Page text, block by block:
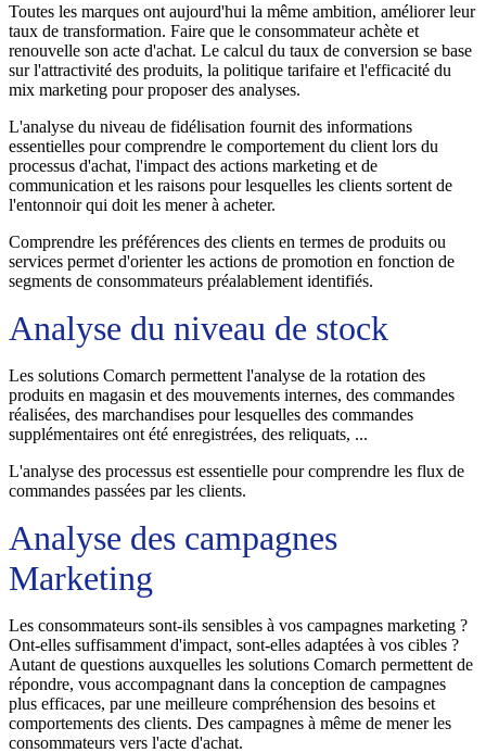
Toutes les marques ont aujourd'hui la même ambition, améliorer leur
taux de transformation. Faire que le consommateur achète et
renouvelle son acte d'achat. Le calcul du taux de conversion se base
sur l'attractivité des produits, la politique tarifaire et l'efficacité du
mix marketing pour proposer des analyses.
L'analyse du niveau de fidélisation fournit des informations
essentielles pour comprendre le comportement du client lors du
processus d'achat, l'impact des actions marketing et de
communication et les raisons pour lesquelles les clients sortent de
l'entonnoir qui doit les mener à acheter.
Comprendre les préférences des clients en termes de produits ou
services permet d'orienter les actions de promotion en fonction de
segments de consommateurs préalablement identifiés.
Analyse du niveau de stock
Les solutions Comarch permettent l'analyse de la rotation des
produits en magasin et des mouvements internes, des commandes
réalisées, des marchandises pour lesquelles des commandes
supplémentaires ont été enregistrées, des reliquats, ...
L'analyse des processus est essentielle pour comprendre les flux de
commandes passées par les clients.
Analyse des campagnes
Marketing
Les consommateurs sont-ils sensibles à vos campagnes marketing ?
Ont-elles suffisamment d'impact, sont-elles adaptées à vos cibles ?
Autant de questions auxquelles les solutions Comarch permettent de
répondre, vous accompagnant dans la conception de campagnes
plus efficaces, par une meilleure compréhension des besoins et
comportements des clients. Des campagnes à même de mener les
consommateurs vers l'acte d'achat.